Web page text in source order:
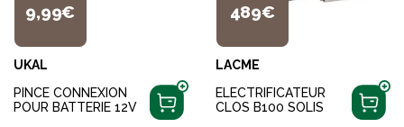
9,99€
UKAL
PINCE CONNEXION
POUR BATTERIE 12V
489€
LACME
ELECTRIFICATEUR
CLOS B100 SOLIS